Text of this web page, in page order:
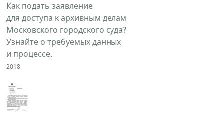
Как подать заявление
для доступа к архивным делам
Московского городского суда?
Узнайте о требуемых данных
и процессе.
2018